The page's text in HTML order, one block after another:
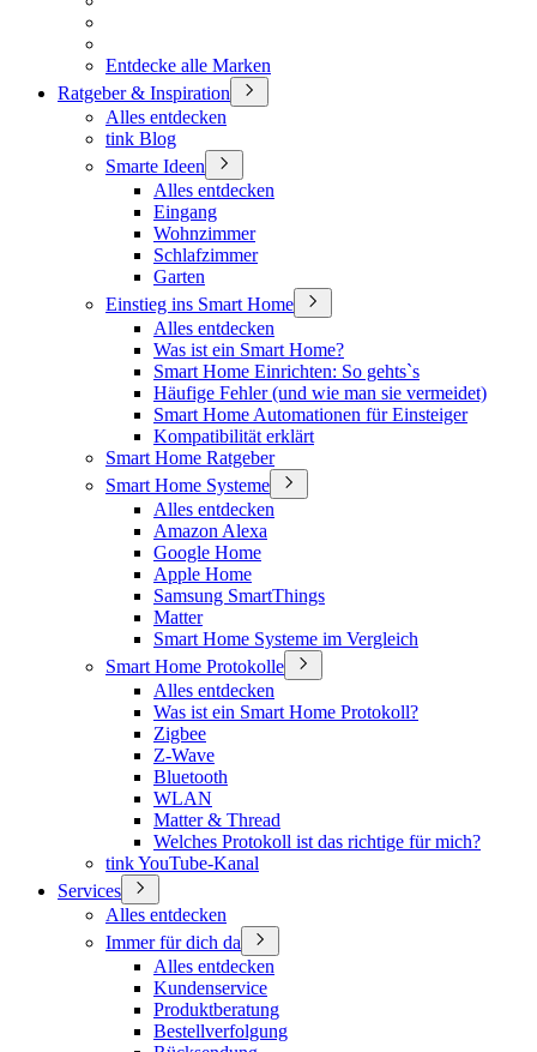
Entdecke alle Marken
Ratgeber & Inspiration
Alles entdecken
tink Blog
Smarte Ideen
Alles entdecken
Eingang
Wohnzimmer
Schlafzimmer
Garten
Einstieg ins Smart Home
Alles entdecken
Was ist ein Smart Home?
Smart Home Einrichten: So gehts`s
Häufige Fehler (und wie man sie vermeidet)
Smart Home Automationen für Einsteiger
Kompatibilität erklärt
Smart Home Ratgeber
Smart Home Systeme
Alles entdecken
Amazon Alexa
Google Home
Apple Home
Samsung SmartThings
Matter
Smart Home Systeme im Vergleich
Smart Home Protokolle
Alles entdecken
Was ist ein Smart Home Protokoll?
Zigbee
Z-Wave
Bluetooth
WLAN
Matter & Thread
Welches Protokoll ist das richtige für mich?
tink YouTube-Kanal
Services
Alles entdecken
Immer für dich da
Alles entdecken
Kundenservice
Produktberatung
Bestellverfolgung